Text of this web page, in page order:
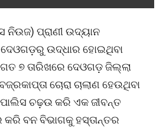
ନିଉଜ) ପ୍ରାଣୀ ଉଦ୍ୟାନ
ଉଦ୍ଧାର ହୋଇଥିବା
୭ ତାରିଖରେ ଦେଓଗଡ଼ ଜିଲ୍ଲା
ଚୋରା ଚାଲାଣ ହେଉଥିବା
ଚଢ଼ଉ କରି ଏକ ଜୀବନ୍ତ
କରି ବନ ବିଭାଗକୁ ହସ୍ତାନ୍ତର